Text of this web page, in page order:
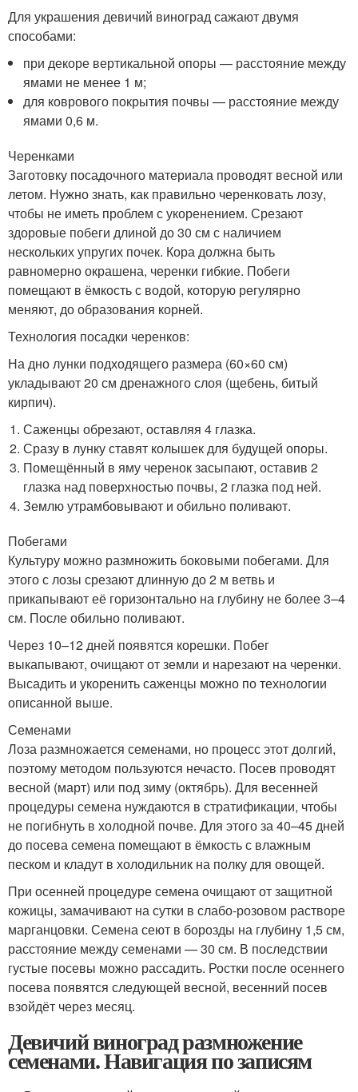
Для украшения девичий виноград сажают двумя
способами:
при декоре вертикальной опоры — расстояние между
ямами не менее 1 м;
для коврового покрытия почвы — расстояние между
ямами 0,6 м.
Черенками
Заготовку посадочного материала проводят весной или
летом. Нужно знать, как правильно черенковать лозу,
чтобы не иметь проблем с укоренением. Срезают
здоровые побеги длиной до 30 см с наличием
нескольких упругих почек. Кора должна быть
равномерно окрашена, черенки гибкие. Побеги
помещают в ёмкость с водой, которую регулярно
меняют, до образования корней.
Технология посадки черенков:
На дно лунки подходящего размера (60×60 см)
укладывают 20 см дренажного слоя (щебень, битый
кирпич).
Саженцы обрезают, оставляя 4 глазка.
Сразу в лунку ставят колышек для будущей опоры.
Помещённый в яму черенок засыпают, оставив 2
глазка над поверхностью почвы, 2 глазка под ней.
Землю утрамбовывают и обильно поливают.
Побегами
Культуру можно размножить боковыми побегами. Для
этого с лозы срезают длинную до 2 м ветвь и
прикапывают её горизонтально на глубину не более 3–4
см. После обильно поливают.
Через 10–12 дней появятся корешки. Побег
выкапывают, очищают от земли и нарезают на черенки.
Высадить и укоренить саженцы можно по технологии
описанной выше.
Семенами
Лоза размножается семенами, но процесс этот долгий,
поэтому методом пользуются нечасто. Посев проводят
весной (март) или под зиму (октябрь). Для весенней
процедуры семена нуждаются в стратификации, чтобы
не погибнуть в холодной почве. Для этого за 40–45 дней
до посева семена помещают в ёмкость с влажным
песком и кладут в холодильник на полку для овощей.
При осенней процедуре семена очищают от защитной
кожицы, замачивают на сутки в слабо-розовом растворе
марганцовки. Семена сеют в борозды на глубину 1,5 см,
расстояние между семенами — 30 см. В последствии
густые посевы можно рассадить. Ростки после осеннего
посева появятся следующей весной, весенний посев
взойдёт через месяц.
Девичий виноград размножение
семенами. Навигация по записям